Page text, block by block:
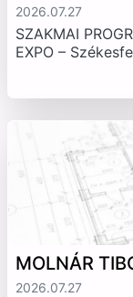
2026.07.27
SZAKMAI
EXPO –
MOLNÁR
2026.07.27